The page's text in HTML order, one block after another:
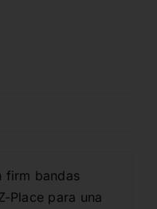
firm bandas
Place para una